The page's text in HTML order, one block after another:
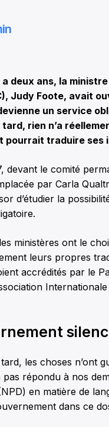
a deux ans, la
Judy Foote, avait
un service
tard, rien n’a
pourrait traduire ses
devant le comité
par Carla
d’étudier la
ministères ont le
leurs propres
accrédités par le
les choses n’ont
pas répondu à nos
en matière de
dans ce